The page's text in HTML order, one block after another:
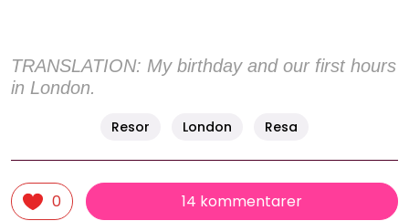
TRANSLATION: My birthday and our first hours
in London.
Resor London Resa
0 14 kommentarer